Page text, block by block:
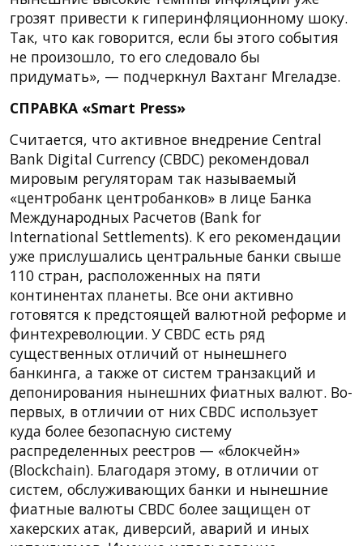
грозят привести к гиперинфляционному шоку.
Так, что как говорится, если бы этого события
не произошло, то его следовало бы
придумать», — подчеркнул Вахтанг Мгеладзе.
СПРАВКА «Smart Press»
Считается, что активное внедрение Central
Bank Digital Currency (CBDC) рекомендовал
мировым регуляторам так называемый
«центробанк центробанков» в лице Банка
Международных Расчетов (Bank for
International Settlements). К его рекомендации
уже прислушались центральные банки свыше
110 стран, расположенных на пяти
континентах планеты. Все они активно
готовятся к предстоящей валютной реформе и
финтехреволюции. У CBDC есть ряд
существенных отличий от нынешнего
банкинга, а также от систем транзакций и
депонирования нынешних фиатных валют. Во-
первых, в отличии от них CBDC использует
куда более безопасную систему
распределенных реестров — «блокчейн»
(Blockchain). Благодаря этому, в отличии от
систем, обслуживающих банки и нынешние
фиатные валюты CBDC более защищен от
хакерских атак, диверсий, аварий и иных